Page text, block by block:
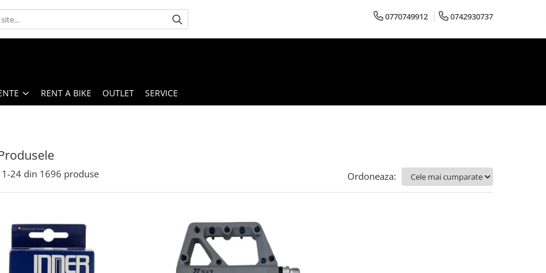
0770749912 0742930737
RENT A BIKE OUTLET SERVICE
1-24 din 1696 produse Ordoneaza: